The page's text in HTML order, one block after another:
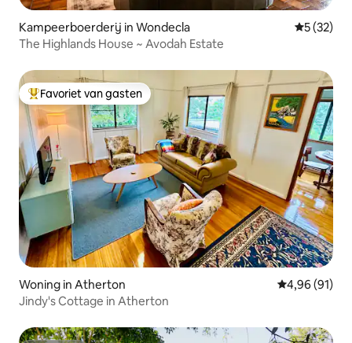
Kampeerboerderij in Wondecla
5 (32)
The Highlands House ~ Avodah Estate
Topfavoriet van gasten
Favoriet van gasten
Woning in Atherton Gemiddelde
4,96 (91)
Jindy's Cottage in Atherton